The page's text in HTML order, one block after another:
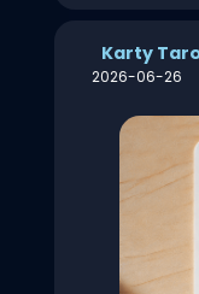
Karty
2026-06-26